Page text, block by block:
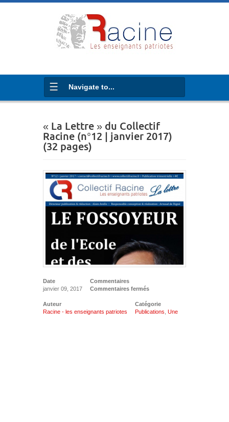
Navigate to...
« La Lettre » du Collectif
Racine (n°12 | janvier 2017)
(32 pages)
Date
janvier 09, 2017
Commentaires
Commentaires fermés
Auteur
Racine - les enseignants patriotes
Catégorie
Publications Une